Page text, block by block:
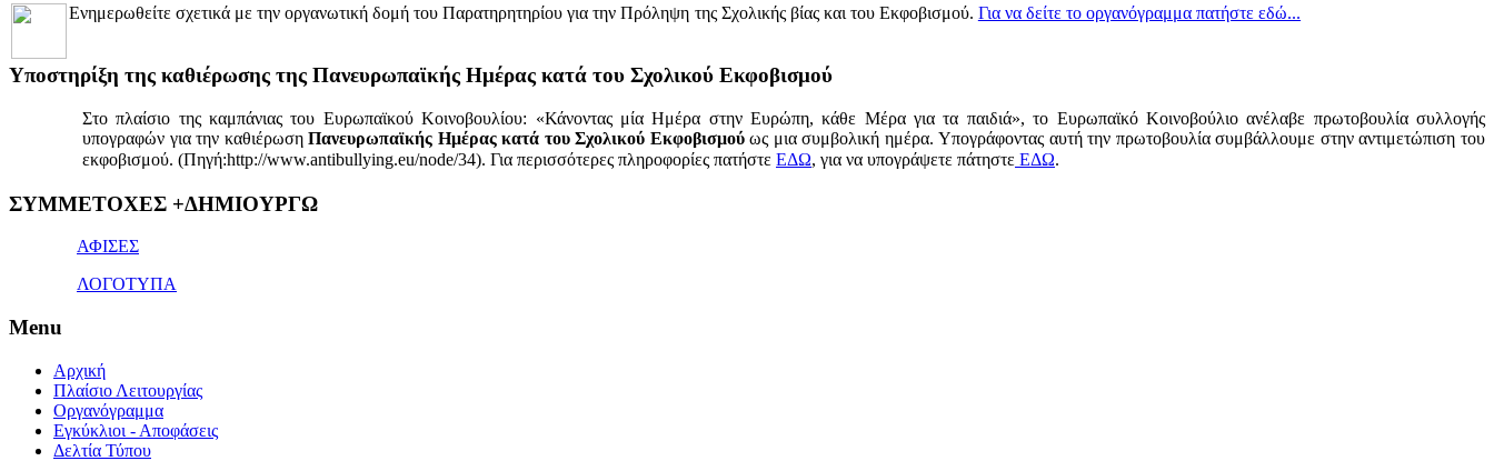
Ενημερωθείτε σχετικά με την οργανωτική δομή του Παρατηρητηρίου για την Πρόληψη της Σχολικής βίας και του Εκφοβισμού. Για να δείτε το οργανόγραμμα πατήστε εδώ...
Yποστηρίξη της καθιέρωσης της Πανευρωπαϊκής Ημέρας κατά του Σχολικού Εκφοβισμού
Στο πλαίσιο της καμπάνιας του Ευρωπαϊκού Κοινοβουλίου: «Κάνοντας μία Ημέρα στην Ευρώπη, κάθε Μέρα για τα παιδιά», το Ευρωπαϊκό Κοινοβούλιο ανέλαβε πρωτοβουλία συλλογής
υπογραφών για την καθιέρωσηΠανευρωπαϊκής Ημέρας κατά του Σχολικού Εκφοβισμούως μια συμβολική ημέρα. Υπογράφοντας αυτή την πρωτοβουλία συμβάλλουμε στην αντιμετώπιση του
εκφοβισμού. (Πηγή:http://www.antibullying.eu/node/34). Για περισσότερες πληροφορίες πατήστε ΕΔΩ, για να υπογράψετε πάτηστε ΕΔΩ.
1x
ΣΥΜΜΕΤΟΧΕΣ +ΔΗΜΙΟΥΡΓΩ
ΑΦΙΣΕΣ
ΛΟΓΟΤΥΠΑ
Menu
Αρχική
Πλαίσιο Λειτουργίας
Οργανόγραμμα
Εγκύκλιοι - Αποφάσεις
Δελτία Τύπου